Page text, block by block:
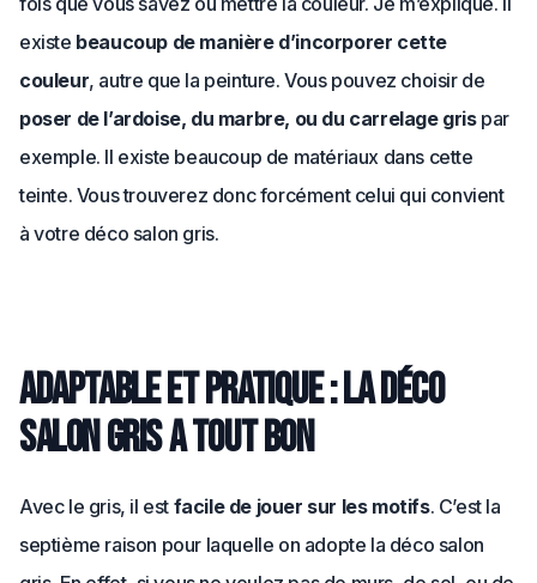
existe beaucoup de manière d’incorporer cette
couleur, autre que la peinture. Vous pouvez choisir de
poser de l’ardoise, du marbre, ou du carrelage grispar
exemple. Il existe beaucoup de matériaux dans cette
teinte. Vous trouverez donc forcément celui qui convient
à votre déco salon gris.
Adaptable et pratique : la déco
salon gris a tout bon
Avec le gris, il est facile de jouer sur les motifs. C’est la
septième raison pour laquelle on adopte la déco salon